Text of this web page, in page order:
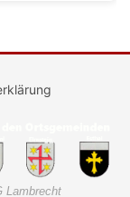
Lambrecht